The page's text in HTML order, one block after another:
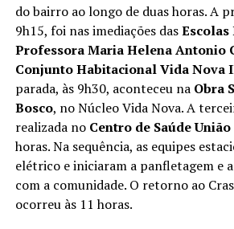
do bairro ao longo de duas horas. A
9h15, foi nas imediações dasEscolas
Professora Maria Helena Antonio
Conjunto Habitacional Vida Nova
parada, às 9h30, aconteceu na Obra
Bosco, no Núcleo Vida Nova. A
realizada no Centro de Saúde
horas. Na sequência, as equipes
elétrico e iniciaram a panfletagem e
com a comunidade. O retorno ao
ocorreu às 11 horas.